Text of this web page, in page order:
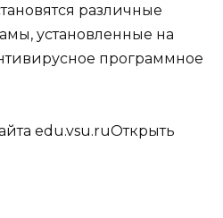
различные
установленные на
программное
edu.vsu.ruОткрыть